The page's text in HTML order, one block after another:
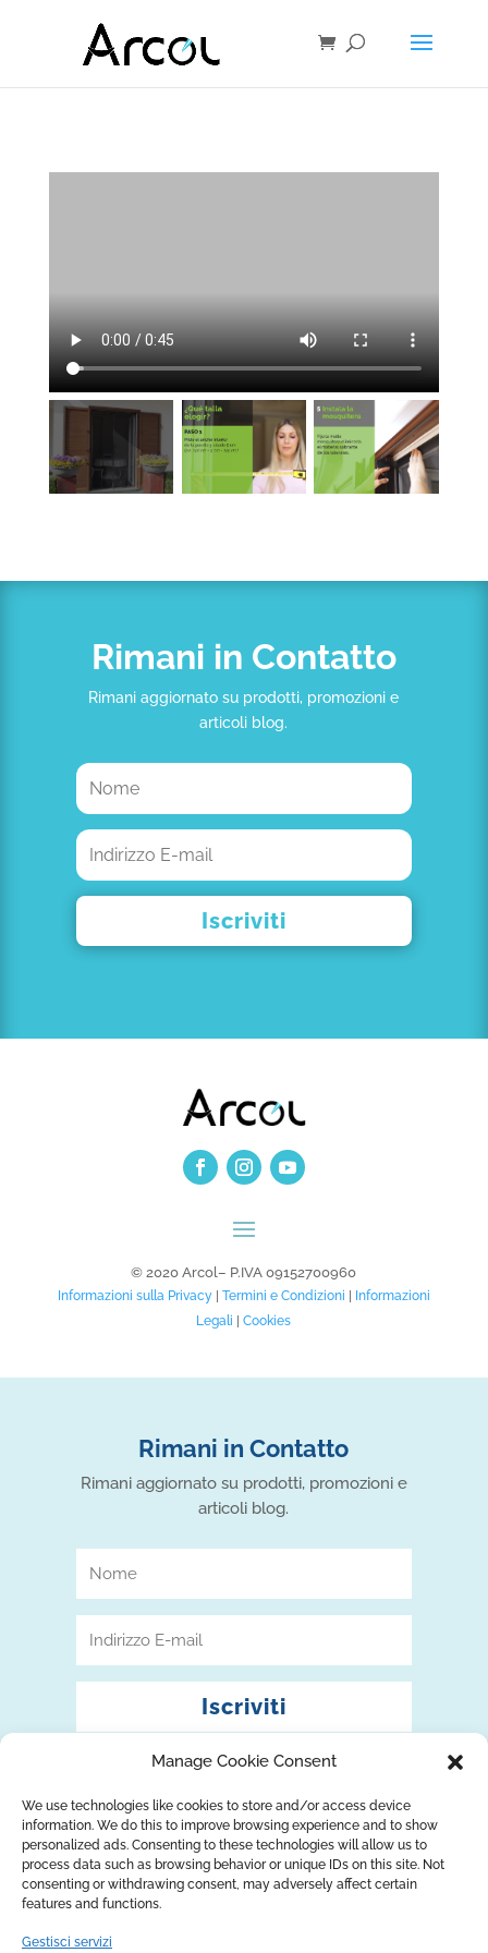
Manage Cookie Consent
We use technologies like cookies to store and/or access device
information. We do this to improve browsing experience and to show
personalized ads. Consenting to these technologies will allow us to
process data such as browsing behavior or unique IDs on this site. Not
consenting or withdrawing consent, may adversely affect certain
features and functions.
Gestisci servizi
Rimani in Contatto
Rimani aggiornato su prodotti, promozioni e
articoli blog.
Iscriviti
© 2020 Arcol– P.IVA 09152700960
Informazioni sulla Privacy| Termini e Condizioni | Informazioni
Legali |Cookies
Rimani in Contatto
Rimani aggiornato su prodotti, promozioni e
articoli blog.
Iscriviti